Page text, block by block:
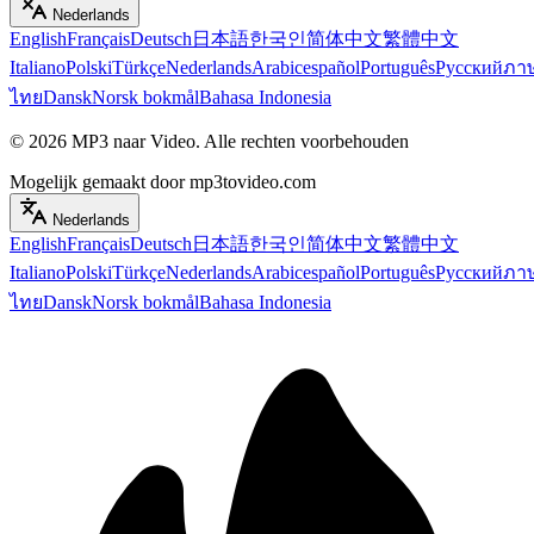
Nederlands
EnglishFrançaisDeutsch 日本語한국인简体中文繁體中文
ItalianoPolskiTürkçeNederlandsArabicespañolPortuguêsРусскийภา
ไทยDanskNorsk bokmålBahasa Indonesia
© 2026 MP3 naar Video. Alle rechten voorbehouden
Mogelijk gemaakt door mp3tovideo.com
Nederlands
EnglishFrançaisDeutsch 日本語한국인简体中文繁體中文
ItalianoPolskiTürkçeNederlandsArabicespañolPortuguêsРусскийภา
ไทยDanskNorsk bokmålBahasa Indonesia